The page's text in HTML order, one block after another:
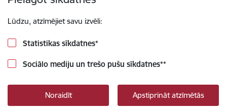
Lūdzu, atzīmējiet savu izvēli:
Statistikas sīkdatnes*
Sociālo mediju un trešo pušu sīkdatnes**
Noraidīt Apstiprināt atzīmētās